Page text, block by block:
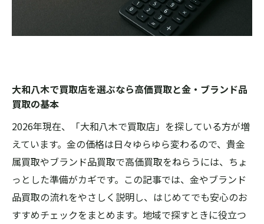
大和八木で買取店を選ぶなら高価買取と金・ブランド品
買取の基本
2026年現在、「大和八木で買取店」を探している方が増
えています。金の価格は日々ゆらゆら変わるので、貴金
属買取やブランド品買取で高価買取をねらうには、ちょ
っとした準備がカギです。この記事では、金やブランド
品買取の流れをやさしく説明し、はじめてでも安心のお
すすめチェックをまとめます。地域で探すときに役立つ